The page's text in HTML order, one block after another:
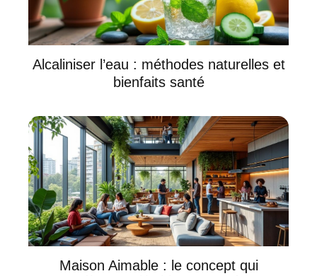
Alcaliniser l’eau : méthodes naturelles et
bienfaits santé
Maison Aimable : le concept qui